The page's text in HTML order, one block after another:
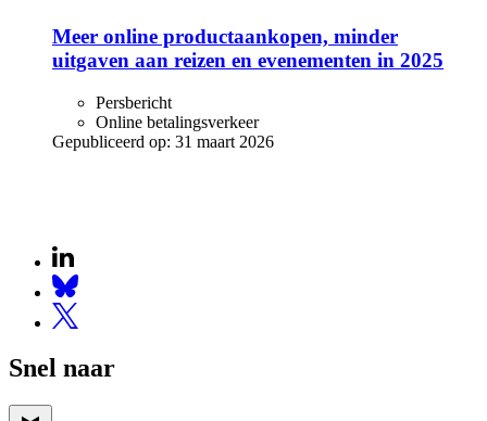
Meer online productaankopen, minder
uitgaven aan reizen en evenementen in 2025
Persbericht
Online betalingsverkeer
Gepubliceerd op: 31 maart 2026
Snel naar